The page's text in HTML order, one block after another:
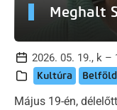
Meghalt
2026. 05. 19., k –
Kultúra Belföld
Május 19-én,